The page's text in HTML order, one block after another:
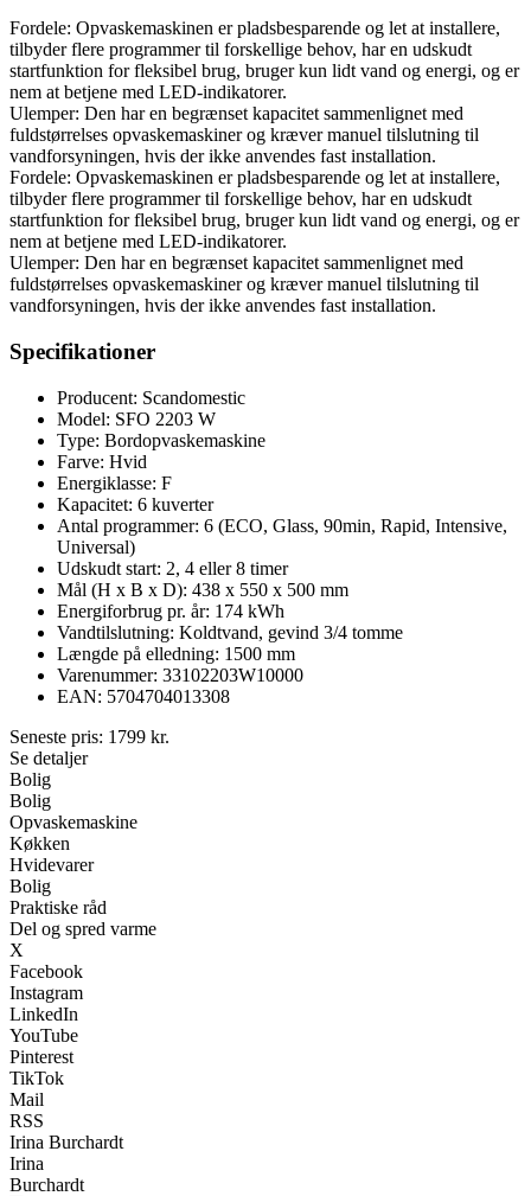
Fordele: Opvaskemaskinen er pladsbesparende og let at installere,
tilbyder flere programmer til forskellige behov, har en udskudt
startfunktion for fleksibel brug, bruger kun lidt vand og energi, og er
nem at betjene med LED-indikatorer.
Ulemper: Den har en begrænset kapacitet sammenlignet med
fuldstørrelses opvaskemaskiner og kræver manuel tilslutning til
vandforsyningen, hvis der ikke anvendes fast installation.
Fordele: Opvaskemaskinen er pladsbesparende og let at installere,
tilbyder flere programmer til forskellige behov, har en udskudt
startfunktion for fleksibel brug, bruger kun lidt vand og energi, og er
nem at betjene med LED-indikatorer.
Ulemper: Den har en begrænset kapacitet sammenlignet med
fuldstørrelses opvaskemaskiner og kræver manuel tilslutning til
vandforsyningen, hvis der ikke anvendes fast installation.
Specifikationer
Producent: Scandomestic
Model: SFO 2203 W
Type: Bordopvaskemaskine
Farve: Hvid
Energiklasse: F
Kapacitet: 6 kuverter
Antal programmer: 6 (ECO, Glass, 90min, Rapid, Intensive,
Universal)
Udskudt start: 2, 4 eller 8 timer
Mål (H x B x D): 438 x 550 x 500 mm
Energiforbrug pr. år: 174 kWh
Vandtilslutning: Koldtvand, gevind 3/4 tomme
Længde på elledning: 1500 mm
Varenummer: 33102203W10000
EAN: 5704704013308
Seneste pris: 1799 kr.
Se detaljer
Bolig
Bolig
Opvaskemaskine
Køkken
Hvidevarer
Bolig
Praktiske råd
Del og spred varme
X
Facebook
Instagram
LinkedIn
YouTube
Pinterest
TikTok
Mail
RSS
Irina Burchardt
Irina
Burchardt